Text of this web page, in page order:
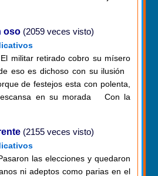
oso (2059 veces visto)
militar retirado cobro su mísero
eso es dichoso con su ilusión
de festejos esta con polenta,
en su morada Con la
(2155 veces visto)
las elecciones y quedaron
ni adeptos como parias en el